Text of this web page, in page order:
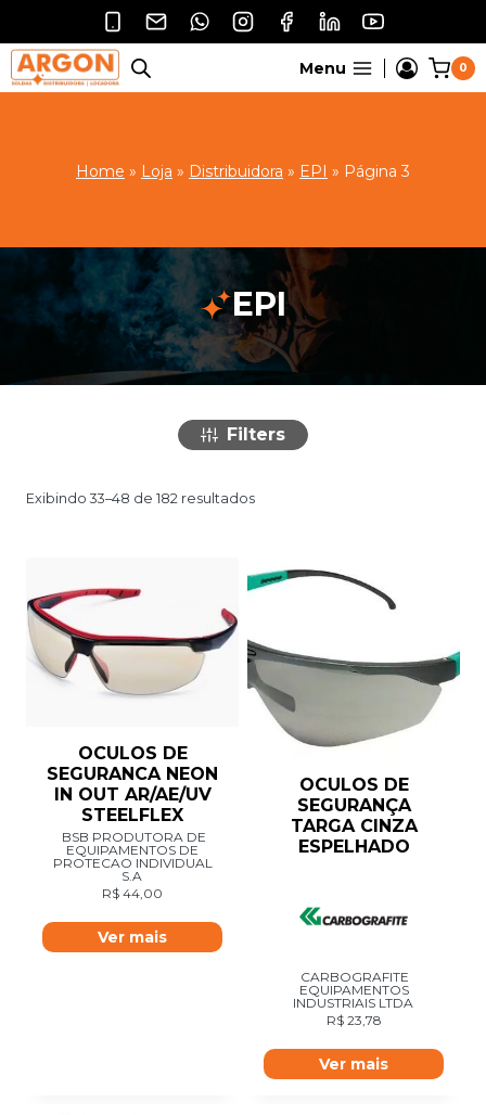
o
Conteúdo
Menu 0
Home » Loja » Distribuidora » EPI » Página 3
EPI
Filters
Exibindo 33–48 de 182 resultados
OCULOS DE
SEGURANCA NEON
IN OUT AR/AE/UV
STEELFLEX
BSB PRODUTORA DE
EQUIPAMENTOS DE
PROTECAO INDIVIDUAL
S.A
R$ 44,00
Ver mais
OCULOS DE
SEGURANÇA
TARGA CINZA
ESPELHADO
CARBOGRAFITE
EQUIPAMENTOS
INDUSTRIAIS LTDA
R$ 23,78
Ver mais